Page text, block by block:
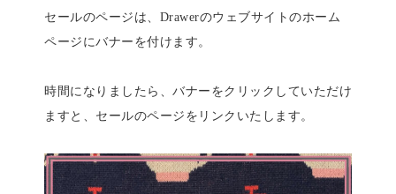
セールのページは、Drawerのウェブサイトのホーム
ページにバナーを付けます。
時間になりましたら、バナーをクリックしていただけ
ますと、セールのページをリンクいたします。